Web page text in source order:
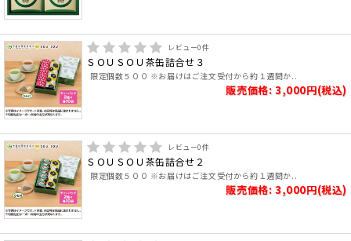
レビュー0件
ＳＯＵＳＯＵ茶缶詰合せ３
限定個数５００ ※お届けはご注文受付から約１週間か..
販売価格: 3,000円(税込)
レビュー0件
ＳＯＵＳＯＵ茶缶詰合せ２
限定個数５００ ※お届けはご注文受付から約１週間か..
販売価格: 3,000円(税込)